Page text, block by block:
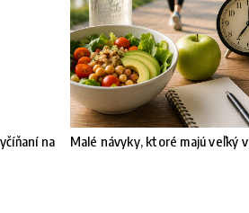
na
Malé návyky, ktoré majú veľký